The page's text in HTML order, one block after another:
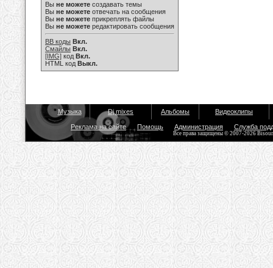
Вы не можете создавать темы
Вы не можете отвечать на сообщения
Вы не можете прикреплять файлы
Вы не можете редактировать сообщения
BB коды Вкл.
Смайлы Вкл.
[IMG] код Вкл.
HTML код Выкл.
Музыка Dj mixes Альбомы Видеоклипы
Реклама на сайте Помощь Администрация Служба
Все права защищены © 2007-2026